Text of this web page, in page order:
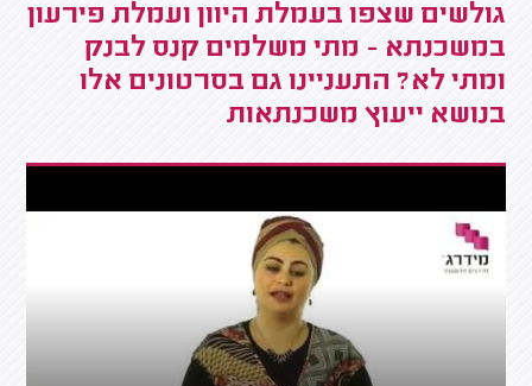
גולשים שצפו בעמלת היוון ועמלת פירעון
במשכנתא - מתי משלמים קנס לבנק
ומתי לא? התעניינו גם בסרטונים אלו
בנושא ייעוץ משכנתאות